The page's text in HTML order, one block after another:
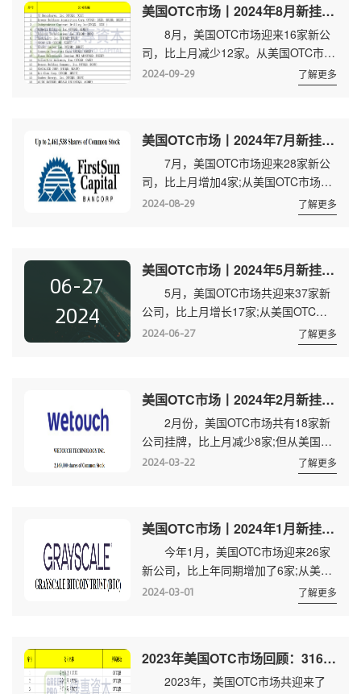
美国OTC市场共有12330家公司挂牌交
易，当月成交金额为351亿美元，年初
至9月30日，成交金额为3503亿美
元。 9月新挂牌公司
美国OTC市场丨2024年8月新挂牌及转板(升主板)数据
8月，美国OTC市场迎来16家新公
司，比上月减少12家。从美国OTC市场
转板进入主板市场的公司有1家。
新挂牌的公司来美国、加拿大和瑞典三
31日，美国OTC市场共有12266家公司
挂牌交易，当月成交金额为372亿美
元，年初至8月31日，成交金额为3152
亿美元。 8月新挂牌公司 8月转
板公司 RDEINC. 转板时...
2024-09-29 了解更多
美国OTC市场丨2024年7月新挂牌及转板(升主板)数据
7月，美国OTC市场迎来28家新公
司，比上月增加4家;从美国OTC市场升
板进入主板市场的公司有4家。 28
家新公司来自全球7个国家，加拿大和
挂牌公司 上表中第3家来自中国，
为医美国际/鹏爱医疗，该公司于2018
年12月7日向美国证券交易委员会
(SEC)递交秘密申请，2019年9月30日
公开招股书，同年10月25日正式在...
2024-08-29 了解更多
06-27
2024
美国OTC市场丨2024年5月新挂牌及转板(升主板)数据
5月，美国OTC市场共迎来37家新
公司，比上月增长17家;从美国OTC转
板进入主板市场的公司有2家，比上月
减少3家。 37家新挂牌公司来自美
家、14家，两国占70%;新加坡、马来
西亚各1家。2家转板公司均来自美
国。 5月新挂公司 5月转板公
司 1、SOWGOODINC 转板时
间：2024年5月2日 转入交易所：
2024-06-27 了解更多
美国OTC市场丨2024年2月新挂牌及转板(升主板)数据
2月份，美国OTC市场共有18家新
公司挂牌，比上月减少8家;但从美国
OTC市场转板进入主板市场的公司有2
家，比上月增加1家。 新挂牌的企
数量相当。 转板企业中，有1家来
自中国四川，截至当地时间2024年3月
21日收盘，其总市值为5483万美
元。 2月新挂牌公司 2月转板公
司 AXILBrands,Inc. 转板时间...
2024-03-22 了解更多
美国OTC市场丨2024年1月新挂牌及转板(升主板)数据
今年1月，美国OTC市场迎来26家
新公司，比上年同期增加了6家;从美国
OTC市场升入主板市场的公司有1家，
比去年同期减少了2家。 新挂牌公
比58%，美国占27%。 1月新挂牌
公司 1月转板公司
2024-03-01 了解更多
2023年美国OTC市场回顾：316家新公司挂牌 17家升入主板
2023年，美国OTC市场共迎来了